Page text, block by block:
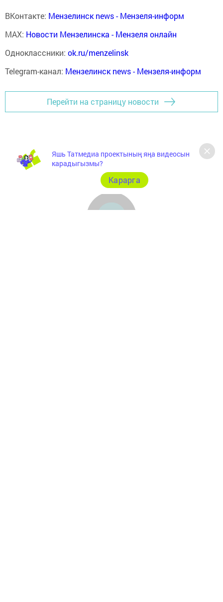
ВКонтакте: Мензелинск news - Мензеля-информ
MAX: Новости Мензелинска - Мензеля онлайн
Одноклассники: ok.ru/menzelinsk
Telegram-канал: Мензелинск news - Мензеля-информ
Перейти на страницу новости
Яшь Татмедиа проектының яңа видеосын
карадыгызмы?
Карарга